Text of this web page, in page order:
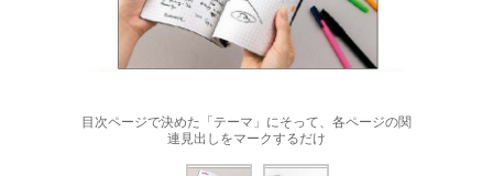
目次ページで決めた「テーマ」にそって、各ページの関
連見出しをマークするだけ